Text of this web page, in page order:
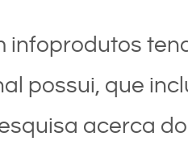
infoprodutos
possui, que
acerca